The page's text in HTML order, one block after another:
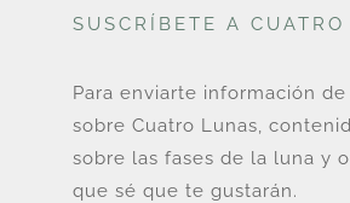
SUSCRÍBETE A
Para enviarte información
sobre Cuatro Lunas,
sobre las fases de la luna y
que sé que te gustarán.